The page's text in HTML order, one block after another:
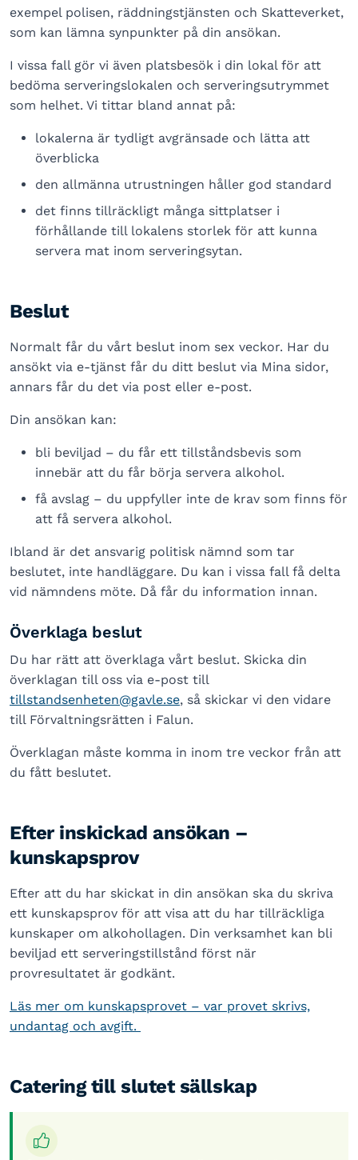
exempel polisen, räddningstjänsten och Skatteverket,
som kan lämna synpunkter på din ansökan.
I vissa fall gör vi även platsbesök i din lokal för att
bedöma serveringslokalen och serveringsutrymmet
som helhet. Vi tittar bland annat på:
lokalerna är tydligt avgränsade och lätta att
överblicka
den allmänna utrustningen håller god standard
det finns tillräckligt många sittplatser i
förhållande till lokalens storlek för att kunna
servera mat inom serveringsytan.
Beslut
Normalt får du vårt beslut inom sex veckor. Har du
ansökt via e-tjänst får du ditt beslut via Mina sidor,
annars får du det via post eller e-post.
Din ansökan kan:
bli beviljad – du får ett tillståndsbevis som
innebär att du får börja servera alkohol.
få avslag – du uppfyller inte de krav som finns för
att få servera alkohol.
Ibland är det ansvarig politisk nämnd som tar
beslutet, inte handläggare. Du kan i vissa fall få delta
vid nämndens möte. Då får du information innan.
Överklaga beslut
Du har rätt att överklaga vårt beslut. Skicka din
överklagan till oss via e-post till
tillstandsenheten@gavle.se, så skickar vi den vidare
till Förvaltningsrätten i Falun.
Överklagan måste komma in inom tre veckor från att
du fått beslutet.
Efter inskickad ansökan –
kunskapsprov
Efter att du har skickat in din ansökan ska du skriva
ett kunskapsprov för att visa att du har tillräckliga
kunskaper om alkohollagen. Din verksamhet kan bli
beviljad ett serveringstillstånd först när
provresultatet är godkänt.
Läs mer om kunskapsprovet – var provet skrivs,
undantag och avgift.
Catering till slutet sällskap